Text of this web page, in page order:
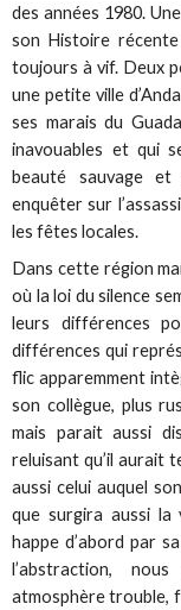
des années 1980.
son Histoire récente
toujours à vif. Deux
une petite ville
ses marais du
inavouables et qui
beauté sauvage et
enquêter sur
les fêtes locales.
Dans cette région
où la loi du silence
leurs différences
différences qui
flic apparemment
son collègue, plus
mais parait aussi
reluisant qu’il aurait
aussi celui auquel
que surgira aussi
happe d’abord par
l’abstraction,
atmosphère trouble,